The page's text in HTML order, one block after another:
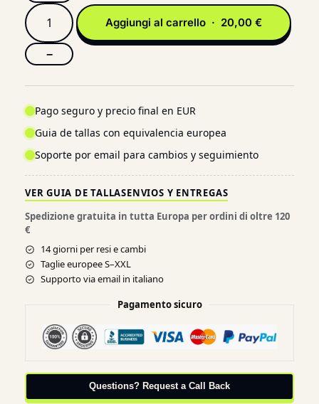
−
Aggiungi al carrello · 20,00 €
Pago seguro y precio final en EUR
Guia de tallas con equivalencia europea
Soporte por email para cambios y seguimiento
VER GUIA DE TALLASENVIOS Y ENTREGAS
Spedizione gratuita in tutta Europa per ordini di oltre 120
€
14 giorni per resi e cambi
Taglie europee S–XXL
Supporto via email in italiano
Pagamento sicuro
Questions? Request a Call Back